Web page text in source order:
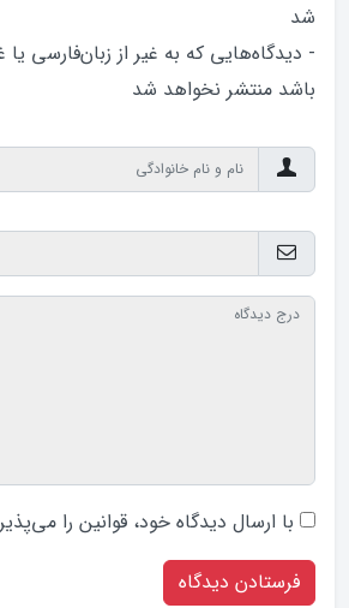
شد
- دیدگاه‌هایی که به غیر از زبان‌فارسی یا
باشد منتشر نخواهد‌ شد
با ارسال دیدگاه‌ خود، قوانین را